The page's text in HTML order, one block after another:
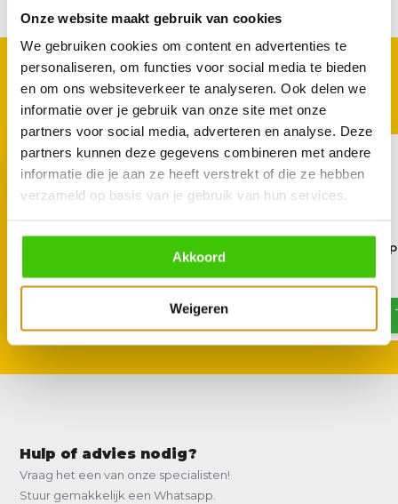
Onze website maakt gebruik van cookies
We gebruiken cookies om content en advertenties te
personaliseren, om functies voor social media te bieden
en om ons websiteverkeer te analyseren. Ook delen we
informatie over je gebruik van onze site met onze
partners voor social media, adverteren en analyse. Deze
partners kunnen deze gegevens combineren met andere
informatie die je aan ze heeft verstrekt of die ze hebben
verzameld op basis van je gebruik van hun services.
Akkoord
Weigeren
GOED TE COMBINEREN
Met deze accessoires
15,95
Lodge gietijzeren
34,90
Hulp of advies nodig?
Vraag het een van onze specialisten!
Stuur gemakkelijk een Whatsapp.